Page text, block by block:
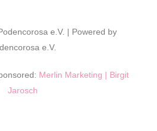
e.V. | Powered by
e.V.
Merlin Marketing | Birgit
Jarosch